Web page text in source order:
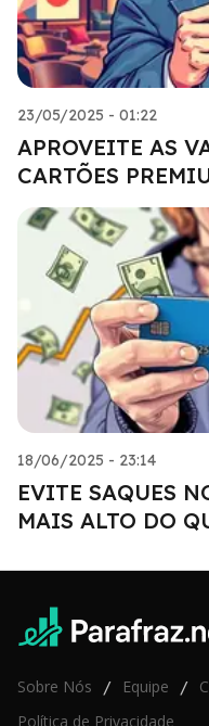
23/05/2025 - 01:22
APROVEITE AS
CARTÕES
18/06/2025 - 23:14
EVITE SAQUES
MAIS ALTO DO
Sobre Nós / Equipe /
Política de Privacidade